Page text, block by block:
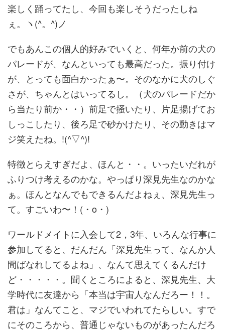
楽しく踊ってたし、今回も楽しそうだったしね
ぇ。ヽ(^。^)ノ
でもあんこの個人的好みでいくと、何年か前の犬の
パレードが、なんといっても最高だった。振り付け
が、とっても面白かったぁ〜。そのなかに犬のしぐ
さが、ちゃんとはいってるし。（犬のパレードだか
ら当たり前か・・）前足で掻いたり、片足揚げてお
しっこしたり、後ろ足で砂かけたり、その動きはマ
ジ笑えたね。!(^▽^)!
特徴とらえすぎだよ、ほんと・・。いったいだれが
ふりつけ考えるのかな。やっぱり深見先生なのかな
ぁ。ほんとなんでもできるんだよねぇ、深見先生っ
て。すごいわ〜！(・o・)
ワールドメイトに入会して2，3年、いろんな行事に
参加してると、だんだん「深見先生って、なんか人
間ばなれしてるよね」、なんて思えてくるんだけ
ど・・・・・。聞くところによると、深見先生、大
学時代に友達から「本当は宇宙人なんだろー！！。
君は」なんてこと、マジでいわれてたらしい。すで
にそのころから、普通じゃないものがあったんだろ